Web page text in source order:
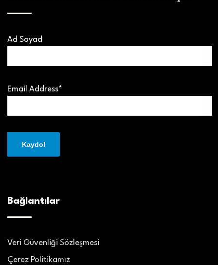
Ad Soyad
Email Address*
Bağlantılar
Veri Güvenliği Sözleşmesi
Çerez Politikamız